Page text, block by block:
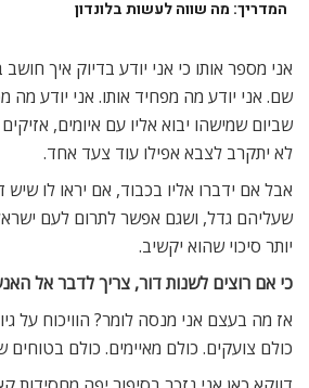
המדריך: מה שווה לעשות בלונדון
שם. אני יודע מה מפחיד אותו. אני יודע מה
שביום שמישהו יבוא אליו עם איומים,
לא יתקרב לצבא אפילו עוד צעד אחד.
אבל אם ידברו אליו בכבוד, אם יראו לו
שעליהם גדל, ושגם אפשר לתרום לעם
יותר סיכוי שהוא יקשיב.
כי אם רוצים לשנות דור, צריך לדבר אל
אז מה בעצם אני מנסה לומר? הוויכוח על
כולם צועקים. כולם מאיימים. כולם